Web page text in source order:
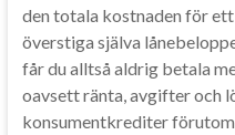
den totala kostnaden för
överstiga själva
får du alltså aldrig betala
oavsett ränta, avgifter och
konsumentkrediter